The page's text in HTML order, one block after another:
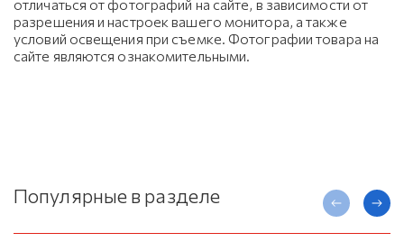
отличаться от фотографий на сайте, в зависимости от
разрешения и настроек вашего монитора, а также
условий освещения при съемке. Фотографии товара на
сайте являются ознакомительными.
Популярные в разделе